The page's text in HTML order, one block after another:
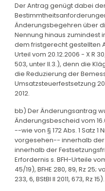
Der Antrag genügt dabei
Änderungsbegehren über
Nennung hinaus zumindest
dem fristgerecht gestellten
Urteil vom 20.12.2006 - X R
503, unter II.3.), denn die
die Reduzierung der
Umsatzsteuerfestsetzung
2012.
bb) Der Änderungsantrag
Änderungsbescheid vom
--wie von § 172 Abs. 1 Satz 1
vorgesehen-- innerhalb der
innerhalb der
Erfordernis s. BFH-Urteile
45/19), BFHE 280, 89, Rz 25;
233, 6, BStBl II 2011, 673, Rz 15).